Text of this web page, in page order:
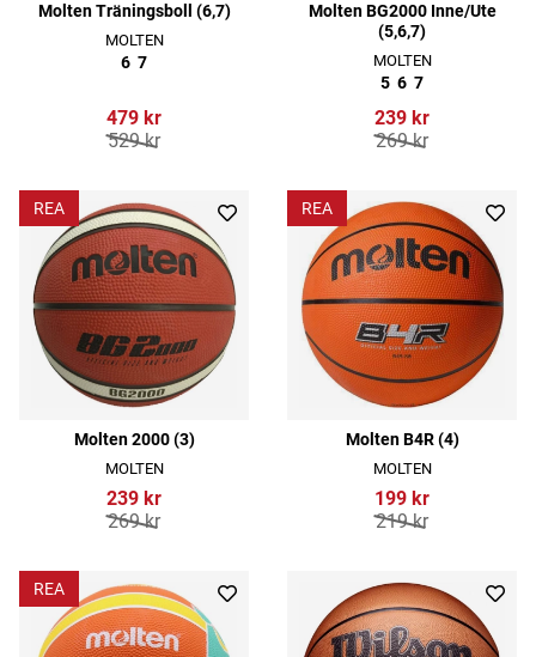
Molten Träningsboll (6,7)
MOLTEN
6 7
479 kr
529 kr
Molten BG2000 Inne/Ute
(5,6,7)
MOLTEN
5 6 7
239 kr
269 kr
REA
Molten 2000 (3)
MOLTEN
239 kr
269 kr
REA
Molten B4R (4)
MOLTEN
199 kr
219 kr
REA